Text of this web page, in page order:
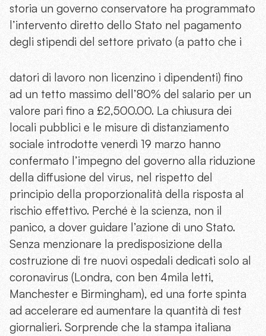
storia un governo conservatore ha programmato
l’intervento diretto dello Stato nel pagamento
degli stipendi del settore privato (a patto che i
datori di lavoro non licenzino i dipendenti) fino
ad un tetto massimo dell’80% del salario per un
valore pari fino a £2,500.00. La chiusura dei
locali pubblici e le misure di distanziamento
sociale introdotte venerdì 19 marzo hanno
confermato l’impegno del governo alla riduzione
della diffusione del virus, nel rispetto del
principio della proporzionalità della risposta al
rischio effettivo. Perché è la scienza, non il
panico, a dover guidare l’azione di uno Stato.
Senza menzionare la predisposizione della
costruzione di tre nuovi ospedali dedicati solo al
coronavirus (Londra, con ben 4mila letti,
Manchester e Birmingham), ed una forte spinta
ad accelerare ed aumentare la quantità di test
giornalieri. Sorprende che la stampa italiana